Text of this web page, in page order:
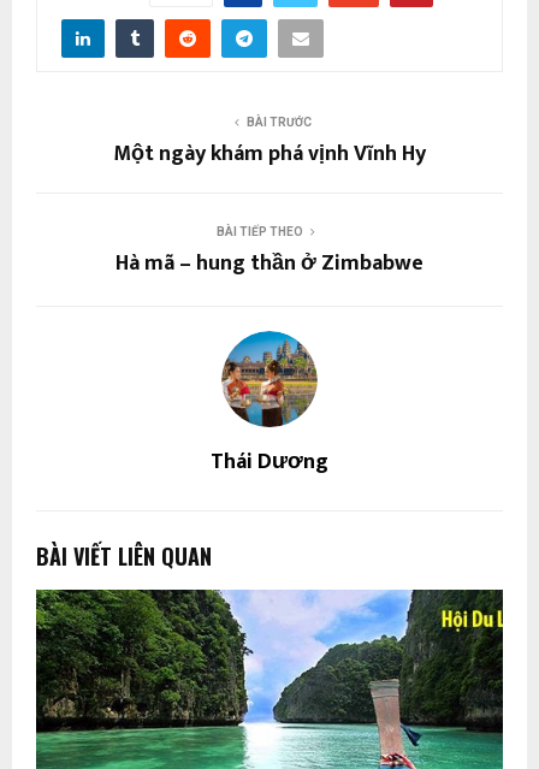
BÀI TRƯỚC
Một ngày khám phá vịnh Vĩnh Hy
BÀI TIẾP THEO
Hà mã – hung thần ở Zimbabwe
Thái Dương
BÀI VIẾT LIÊN QUAN